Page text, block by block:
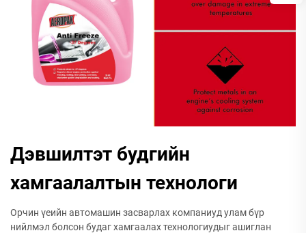
Дэвшилтэт будгийн
хамгаалалтын технологи
Орчин үеийн автомашин засварлах компаниуд улам бүр
нийлмэл болсон будаг хамгаалах технологиудыг ашиглан